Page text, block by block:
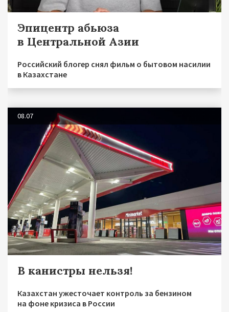
Эпицентр абьюза
в Центральной Азии
Российский блогер снял фильм о бытовом насилии
в Казахстане
08.07
В канистры нельзя!
Казахстан ужесточает контроль за бензином
на фоне кризиса в России